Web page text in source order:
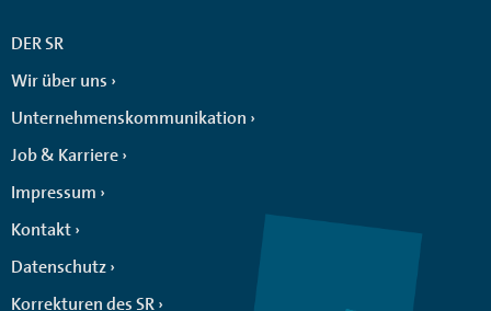
DER SR
Wir über uns
Unternehmenskommunikation
Job & Karriere
Impressum
Kontakt
Datenschutz
Korrekturen des SR